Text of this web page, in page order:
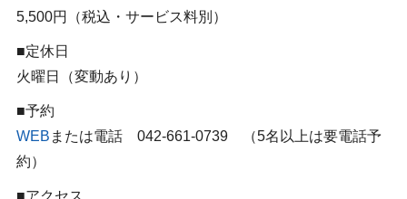
5,500円（税込・サービス料別）
■定休日
火曜日（変動あり）
■予約
WEB または電話 042-661-0739 （5名以上は要電話予
約）
■アクセス